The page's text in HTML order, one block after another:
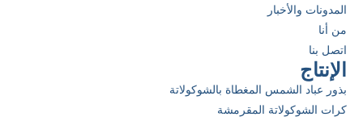
المدونات والأخبار
من أنا
اتصل بنا
الإنتاج
بذور عباد الشمس المغطاة بالشوكولاتة
كرات الشوكولاتة المقرمشة